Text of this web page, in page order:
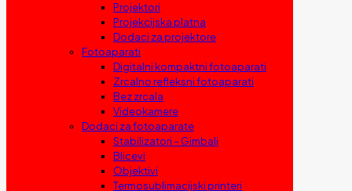
Projektori
Projekcijska platna
Dodaci za projektore
Fotoaparati
Digitalni kompaktni fotoaparati
Zrcalno refleksni fotoaparati
Bez zrcala
Videokamere
Dodaci za fotoaparate
Stabilizatori – Gimbali
Blicevi
Objektivi
Termosublimacijski printeri